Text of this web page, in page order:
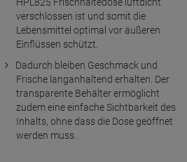
HPL825 Frischhaltedose luftdicht
verschlossen ist und somit die
Lebensmittel optimal vor äußeren
Einflüssen schützt.
Dadurch bleiben Geschmack und
Frische langanhaltend erhalten. Der
transparente Behälter ermöglicht
zudem eine einfache Sichtbarkeit des
Inhalts, ohne dass die Dose geöffnet
werden muss.